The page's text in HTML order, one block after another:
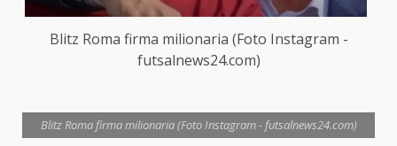
Blitz Roma firma milionaria (Foto Instagram -
futsalnews24.com)
Blitz Roma firma milionaria (Foto Instagram - futsalnews24.com)